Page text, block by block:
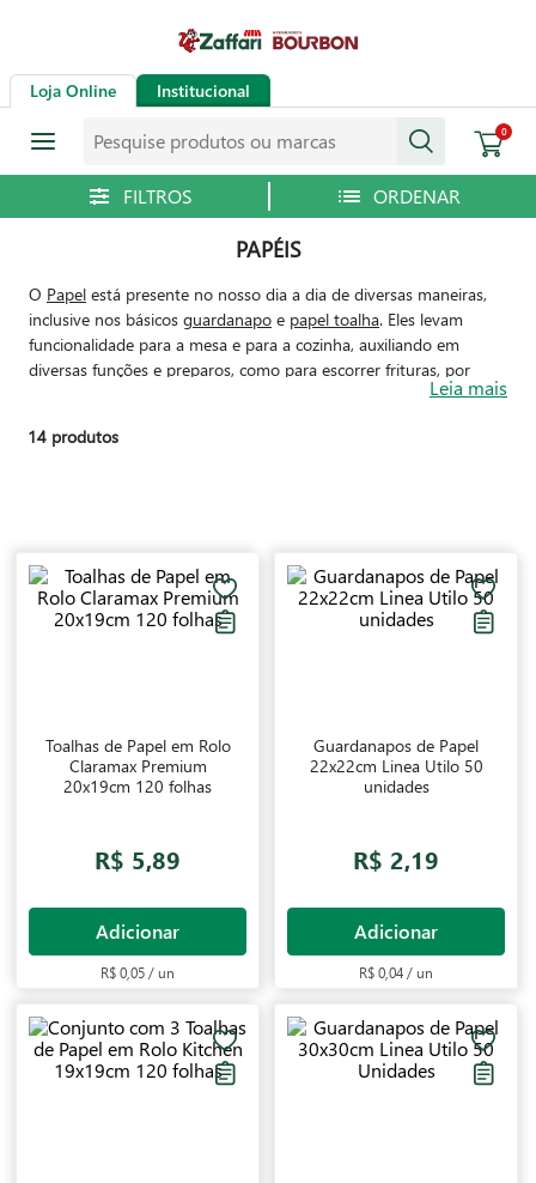
Loja Online Institucional
0
PAPÉIS
O Papel está presente no nosso dia a dia de diversas maneiras,
inclusive nos básicos guardanapo e papel toalha. Eles levam
funcionalidade para a mesa e para a cozinha, auxiliando em
diversas funções e preparos, como para escorrer frituras, por
variados
favorito dentre as opções desses itens tão essenciais?
Leia mais
14 produtos
Toalhas de Papel em Rolo
Claramax Premium
20x19cm 120 folhas
R$ 5,89
Adicionar
R$ 0,05 / un
Guardanapos de Papel
22x22cm Linea Utilo 50
unidades
R$ 2,19
Adicionar
R$ 0,04 / un